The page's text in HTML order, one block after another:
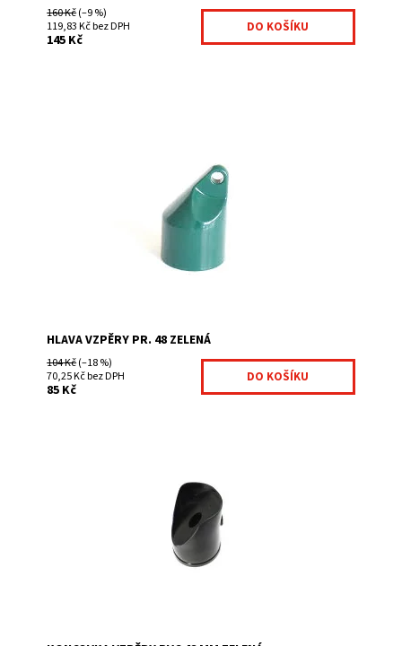
160 Kč(–9 %)
119,83 Kč bez DPH
145 Kč
podhrabovou desku, nebo využití vzpěry jako rozpěrné
tyče, tj. plotová vzpěra není zabetonovaná v...
Na centrálním skladě
HLVZPERY1-396
HLAVA VZPĚRY PR. 48 ZELENÁ
104 Kč(–18 %)
70,25 Kč bez DPH
85 Kč
Na centrálním skladě
KRY38-299
Fence consulting